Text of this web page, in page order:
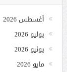
أغسطس 2026
يوليو 2026
يونيو 2026
مايو 2026